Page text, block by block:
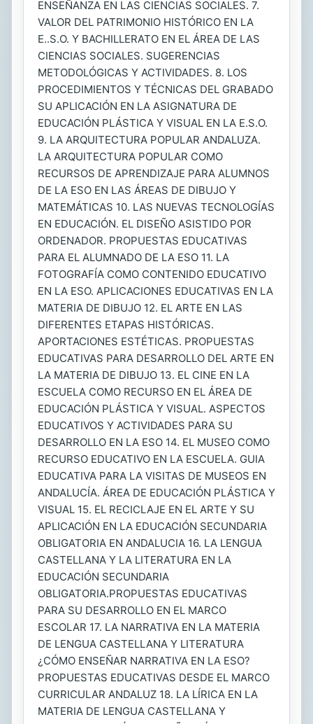
ENSEÑANZA EN LAS CIENCIAS SOCIALES. 7.
VALOR DEL PATRIMONIO HISTÓRICO EN LA
E..S.O. Y BACHILLERATO EN EL ÁREA DE LAS
CIENCIAS SOCIALES. SUGERENCIAS
METODOLÓGICAS Y ACTIVIDADES. 8. LOS
PROCEDIMIENTOS Y TÉCNICAS DEL GRABADO
SU APLICACIÓN EN LA ASIGNATURA DE
EDUCACIÓN PLÁSTICA Y VISUAL EN LA E.S.O.
9. LA ARQUITECTURA POPULAR ANDALUZA.
LA ARQUITECTURA POPULAR COMO
RECURSOS DE APRENDIZAJE PARA ALUMNOS
DE LA ESO EN LAS ÁREAS DE DIBUJO Y
MATEMÁTICAS 10. LAS NUEVAS TECNOLOGÍAS
EN EDUCACIÓN. EL DISEÑO ASISTIDO POR
ORDENADOR. PROPUESTAS EDUCATIVAS
PARA EL ALUMNADO DE LA ESO 11. LA
FOTOGRAFÍA COMO CONTENIDO EDUCATIVO
EN LA ESO. APLICACIONES EDUCATIVAS EN LA
MATERIA DE DIBUJO 12. EL ARTE EN LAS
DIFERENTES ETAPAS HISTÓRICAS.
APORTACIONES ESTÉTICAS. PROPUESTAS
EDUCATIVAS PARA DESARROLLO DEL ARTE EN
LA MATERIA DE DIBUJO 13. EL CINE EN LA
ESCUELA COMO RECURSO EN EL ÁREA DE
EDUCACIÓN PLÁSTICA Y VISUAL. ASPECTOS
EDUCATIVOS Y ACTIVIDADES PARA SU
DESARROLLO EN LA ESO 14. EL MUSEO COMO
RECURSO EDUCATIVO EN LA ESCUELA. GUIA
EDUCATIVA PARA LA VISITAS DE MUSEOS EN
ANDALUCÍA. ÁREA DE EDUCACIÓN PLÁSTICA Y
VISUAL 15. EL RECICLAJE EN EL ARTE Y SU
APLICACIÓN EN LA EDUCACIÓN SECUNDARIA
OBLIGATORIA EN ANDALUCIA 16. LA LENGUA
CASTELLANA Y LA LITERATURA EN LA
EDUCACIÓN SECUNDARIA
OBLIGATORIA.PROPUESTAS EDUCATIVAS
PARA SU DESARROLLO EN EL MARCO
ESCOLAR 17. LA NARRATIVA EN LA MATERIA
DE LENGUA CASTELLANA Y LITERATURA
¿CÓMO ENSEÑAR NARRATIVA EN LA ESO?
PROPUESTAS EDUCATIVAS DESDE EL MARCO
CURRICULAR ANDALUZ 18. LA LÍRICA EN LA
MATERIA DE LENGUA CASTELLANA Y